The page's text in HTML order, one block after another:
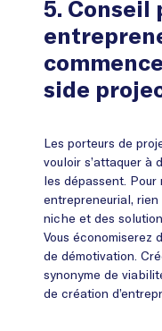
5. Conseil
side
Les porteurs de
vouloir s’attaquer à
les dépassent.
entrepreneurial,
niche et des
Vous économiserez
de démotivation.
synonyme de
de création